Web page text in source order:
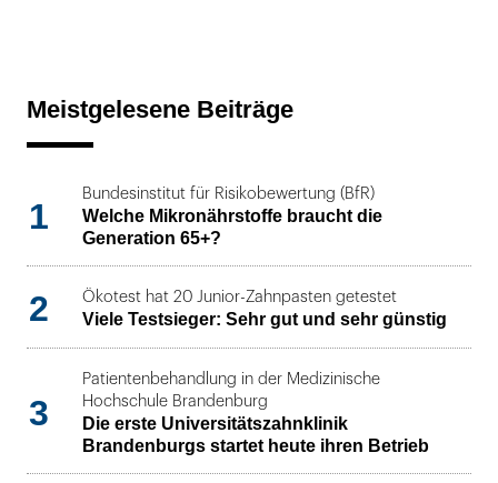
Meistgelesene Beiträge
1
Bundesinstitut für Risikobewertung (BfR)
Welche Mikronährstoffe braucht die
Generation 65+?
2 Ökotest hat 20 Junior-Zahnpasten getestet
Viele Testsieger: Sehr gut und sehr günstig
3
Patientenbehandlung in der Medizinische
Hochschule Brandenburg
Die erste Universitätszahnklinik
Brandenburgs startet heute ihren Betrieb